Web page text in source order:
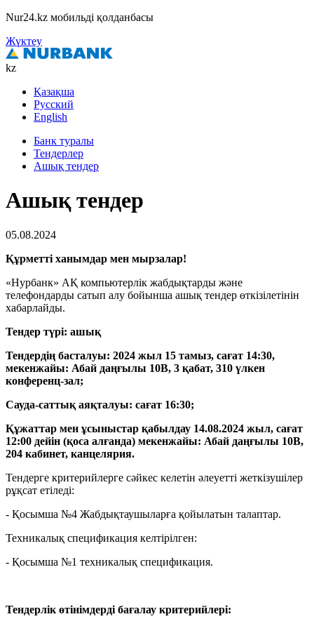
Nur24.kz мобильді қолданбасы
Жүктеу
kz
Қазақша
Русский
English
Банк туралы
Тендерлер
Ашық тендер
Ашық тендер
05.08.2024
Құрметті ханымдар мен мырзалар!
«Нурбанк» АҚ компьютерлік жабдықтарды және
телефондарды сатып алу бойынша ашық тендер өткізілетінін
хабарлайды.
Тендер түрі: ашық
Тендердің басталуы: 2024 жыл 15 тамыз, сағат 14:30,
мекенжайы: Абай даңғылы 10В, 3 қабат, 310 үлкен
конференц-зал;
Сауда-саттық аяқталуы: сағат 16:30;
Құжаттар мен ұсыныстар қабылдау 14.08.2024 жыл, сағат
12:00 дейін (қоса алғанда) мекенжайы: Абай даңғылы 10В,
204 кабинет, канцелярия.
Тендерге критерийлерге сәйкес келетін әлеуетті жеткізушілер
рұқсат етіледі:
- Қосымша №4 Жабдықтаушыларға қойылатын талаптар.
Техникалық спецификация келтірілген:
- Қосымша №1 техникалық спецификация.
Тендерлік өтінімдерді бағалау критерийлері: